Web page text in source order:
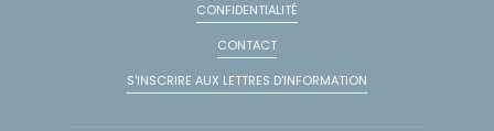
CONFIDENTIALITÉ
CONTACT
S'INSCRIRE AUX LETTRES D'INFORMATION